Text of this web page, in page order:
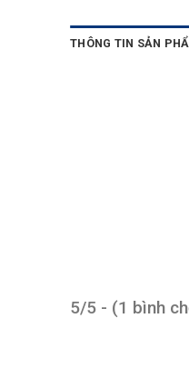
THÔNG TIN SẢN
5/5 - (1 bình